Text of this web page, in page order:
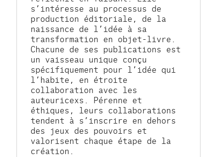
s’intéresse au processus de
production éditoriale, de la
naissance de l’idée à sa
transformation en objet-livre.
Chacune de ses publications est
un vaisseau unique conçu
spécifiquement pour l’idée qui
l’habite, en étroite
collaboration avec les
auteuricexs. Pérenne et
éthiques, leurs collaborations
tendent à s’inscrire en dehors
des jeux des pouvoirs et
valorisent chaque étape de la
création.